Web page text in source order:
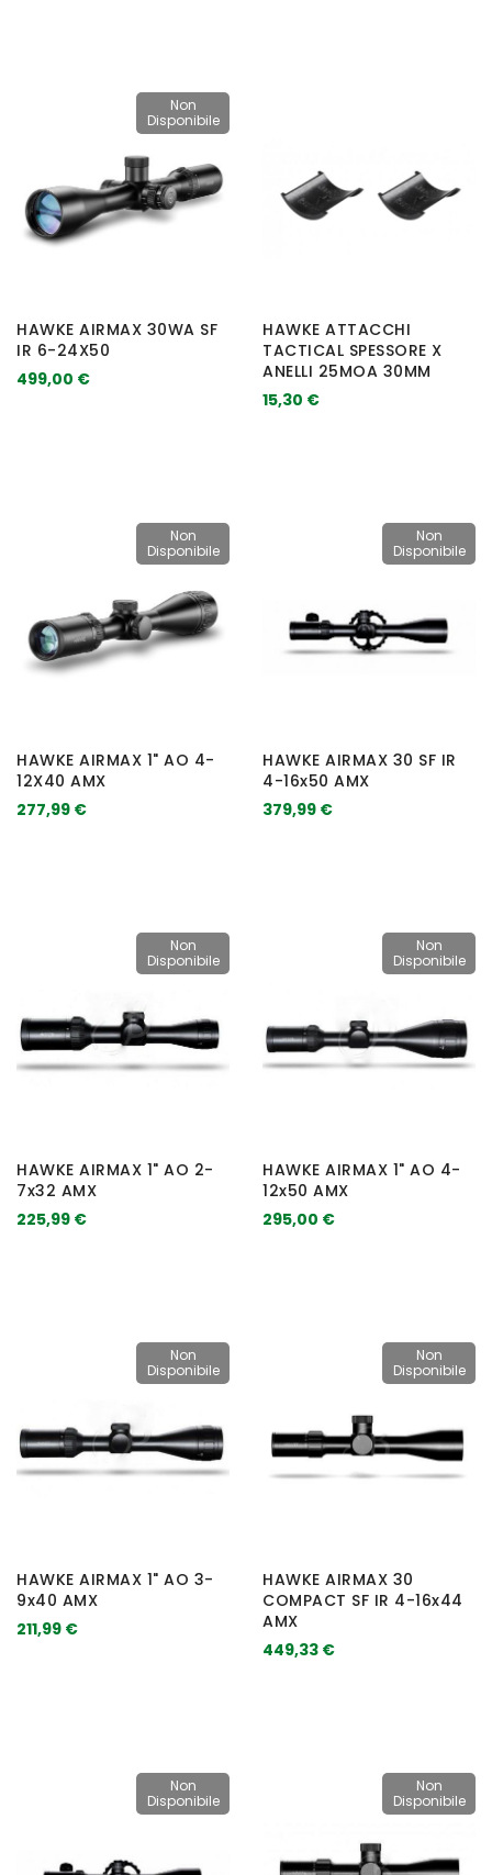
Non
Disponibile
HAWKE AIRMAX 30WA SF
IR 6-24X50
499,00 €
HAWKE ATTACCHI
TACTICAL SPESSORE X
ANELLI 25MOA 30MM
15,30 €
Non
Disponibile
HAWKE AIRMAX 1" AO 4-
12X40 AMX
277,99 €
Non
Disponibile
HAWKE AIRMAX 30 SF IR
4-16x50 AMX
379,99 €
Non
Disponibile
HAWKE AIRMAX 1" AO 2-
7x32 AMX
225,99 €
Non
Disponibile
HAWKE AIRMAX 1" AO 4-
12x50 AMX
295,00 €
Non
Disponibile
HAWKE AIRMAX 1" AO 3-
9x40 AMX
211,99 €
Non
Disponibile
HAWKE AIRMAX 30
COMPACT SF IR 4-16x44
AMX
449,33 €
Non
Disponibile
Non
Disponibile